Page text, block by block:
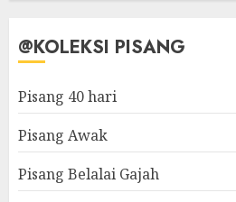
@KOLEKSI PISANG
Pisang 40 hari
Pisang Awak
Pisang Belalai Gajah